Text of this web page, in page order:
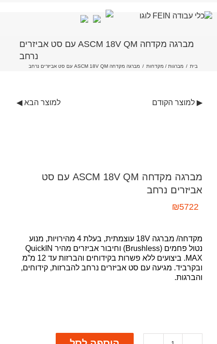
מברגה מקדחה ASCM 18V QM עם סט אביזרים
נרחב
בית / מברגות / מקדחות / מברגה מקדחה ASCM 18V QM עם סט אביזרים נרחב
▶ למוצר הקודם למוצר הבא ◀
מברגה מקדחה ASCM 18V QM עם סט
אביזרים נרחב
₪5722
מקדחה/ מברגה 18V עוצמתית, בעלת 4 מהירויות, מנוע
נטול פחמים (Brushless) וחיבור אביזרים מהיר QuickIN
MAX. ביצועים ללא פשרות בקידוחים והברזות עד 12 מ”מ
ובקרביד. מגיעה עם סט אביזרים נרחב להברזות, קידוחים,
והברגות.